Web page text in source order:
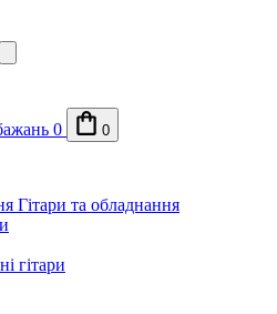
0 0
Гітари та обладнання
гітари